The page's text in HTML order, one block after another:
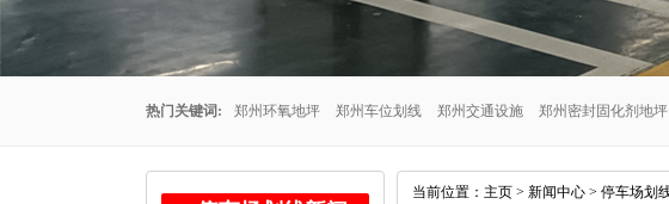
热门关键词: 郑州环氧地坪 郑州车位划线 郑州交通设施 郑州密封固化剂地坪
当前位置： 主页 > 新闻中心 > 停车场划